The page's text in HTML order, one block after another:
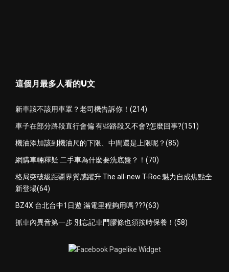
這個月最多人看的U文
新車該不該用車罩？老司機告訴你！(214)
車子在部分路段直行會偏 有些路段又不會?怎麼回事?(151)
機油添加該到機油尺的下限、中間還是上限呢？(85)
網購車輛釋疑 二手車為什麼要洗底盤？！(70)
格局突破級距疆界質感躍升 The all-new T-Roc 魅力自成焦點全
新登場(64)
BZ4X 台北台中1日遊 滿電里程夠用嗎 ???(63)
抓車內異音第一步 別忘記車門膠條也須按時保養！(58)